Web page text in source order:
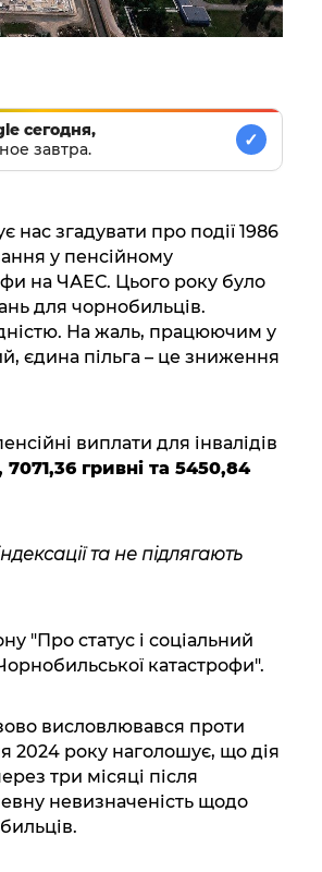
сегодня,
завтра.
✓
нас згадувати про події 1986
у пенсійному
на ЧАЕС. Цього року було
для чорнобильців.
На жаль, працюючим у
єдина пільга – це зниження
виплати для інвалідів
гривні та 5450,84
та не підлягають
"Про статус і соціальний
катастрофи".
висловлювався проти
2024 року наголошує, що дія
три місяці після
невизначеність щодо